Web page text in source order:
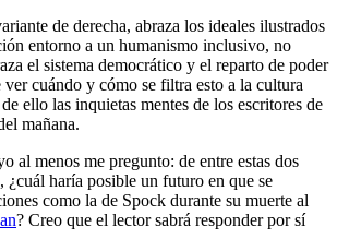
de derecha, abraza los ideales ilustrados
entorno a un humanismo inclusivo, no
el sistema democrático y el reparto de poder
cuándo y cómo se filtra esto a la cultura
ello las inquietas mentes de los escritores de
mañana.
al menos me pregunto: de entre estas dos
¿cuál haría posible un futuro en que se
como la de Spock durante su muerte al
? Creo que el lector sabrá responder por sí